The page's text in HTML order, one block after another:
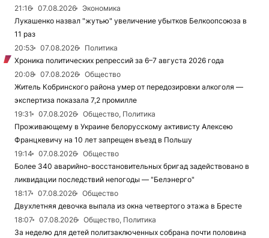
21:16
07.08.2026
Экономика
Лукашенко назвал "жутью" увеличение убытков Белкоопсоюза в
11 раз
20:53
07.08.2026
Политика
Хроника политических репрессий за 6–7 августа 2026 года
20:08
07.08.2026
Общество
Житель Кобринского района умер от передозировки алкоголя —
экспертиза показала 7,2 промилле
19:31
07.08.2026
Общество, Политика
Проживающему в Украине белорусскому активисту Алексею
Францкевичу на 10 лет запрещен въезд в Польшу
19:14
07.08.2026
Общество
Более 340 аварийно-восстановительных бригад задействовано в
ликвидации последствий непогоды — "Белэнерго"
18:17
07.08.2026
Общество
Двухлетняя девочка выпала из окна четвертого этажа в Бресте
18:07
07.08.2026
Общество, Политика
За неделю для детей политзаключенных собрана почти половина